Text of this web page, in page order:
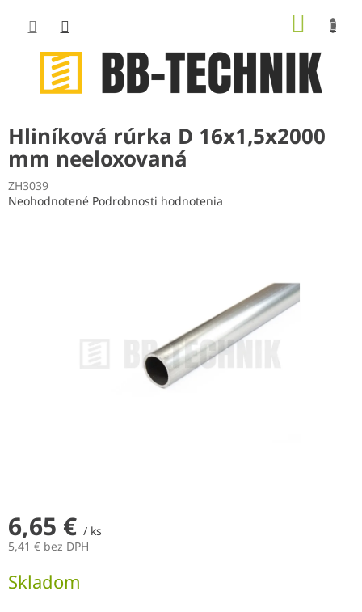
obsah
Hliníková rúrka D 16x1,5x2000
mm neeloxovaná
ZH3039
Priemerné
Neohodnotené Podrobnosti hodnotenia
6,65 € / ks
5,41 € bez DPH
cena:
Skladom